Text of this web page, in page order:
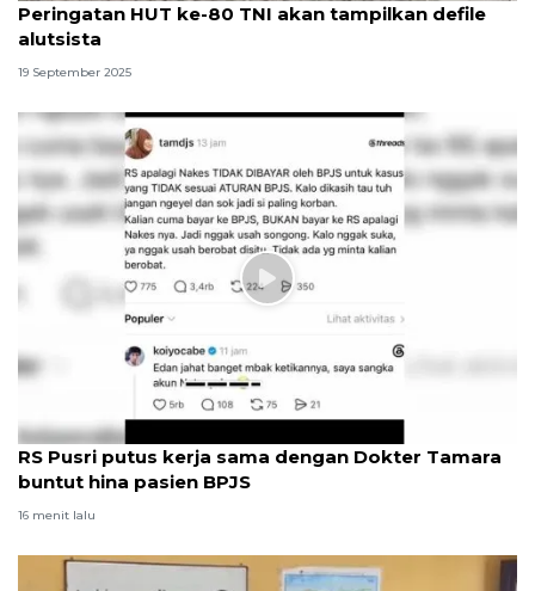
Peringatan HUT ke-80 TNI akan tampilkan defile
alutsista
19 September 2025
RS Pusri putus kerja sama dengan Dokter Tamara
buntut hina pasien BPJS
16 menit lalu